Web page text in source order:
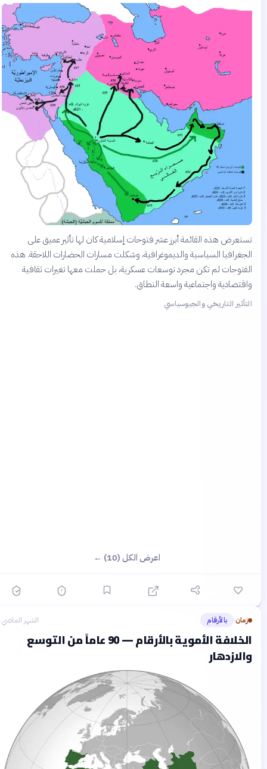
تستعرض هذه القائمة أبرز عشر فتوحات إسلامية كان لها تأثير عميق على
الجغرافيا السياسية والديموغرافية، وشكلت مسارات الحضارات اللاحقة. هذه
الفتوحات لم تكن مجرد توسعات عسكرية، بل حملت معها تغيرات ثقافية
واقتصادية واجتماعية واسعة النطاق.
التأثير التاريخي والجيوسياسي
اعرض الكل (10) ←
زمان› بالأرقام الشهر الماضي
الخلافة الأموية بالأرقام — 90 عاماً من التوسع
والازدهار